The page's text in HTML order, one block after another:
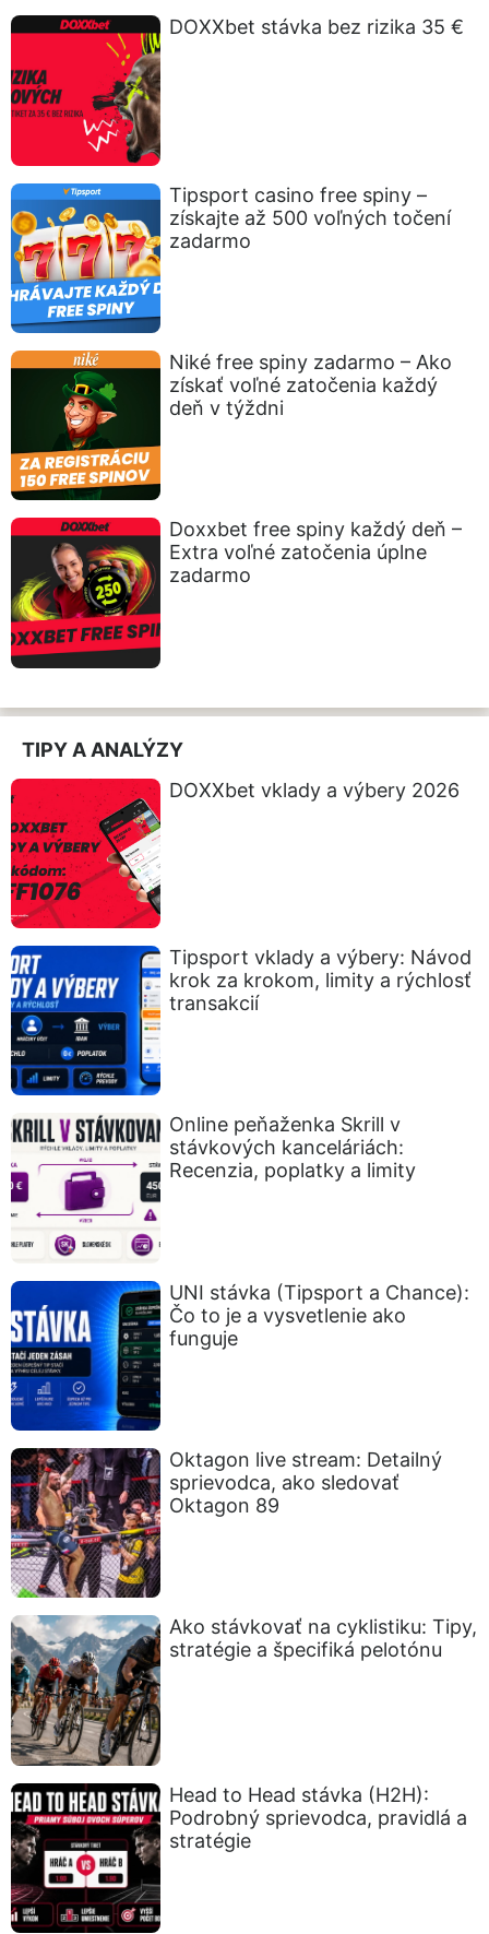
DOXXbet stávka bez rizika 35 €
Tipsport casino free spiny –
získajte až 500 voľných točení
zadarmo
Niké free spiny zadarmo – Ako
získať voľné zatočenia každý
deň v týždni
Doxxbet free spiny každý deň –
Extra voľné zatočenia úplne
zadarmo
TIPY A ANALÝZY
DOXXbet vklady a výbery 2026
Tipsport vklady a výbery: Návod
krok za krokom, limity a rýchlosť
transakcií
Online peňaženka Skrill v
stávkových kanceláriách:
Recenzia, poplatky a limity
UNI stávka (Tipsport a Chance):
Čo to je a vysvetlenie ako
funguje
Oktagon live stream: Detailný
sprievodca, ako sledovať
Oktagon 89
Ako stávkovať na cyklistiku: Tipy,
stratégie a špecifiká pelotónu
Head to Head stávka (H2H):
Podrobný sprievodca, pravidlá a
stratégie